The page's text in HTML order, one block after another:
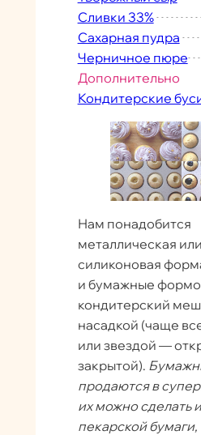
Сливки 33%
Сахарная пудра
Черничное пюре
Дополнительно
Кондитерские
Нам понадобится
металлическая или
силиконовая
и бумажные
кондитерский
насадкой (чаще
или звездой —
закрытой).
продаются в
их можно сделать
пекарской бумаги,